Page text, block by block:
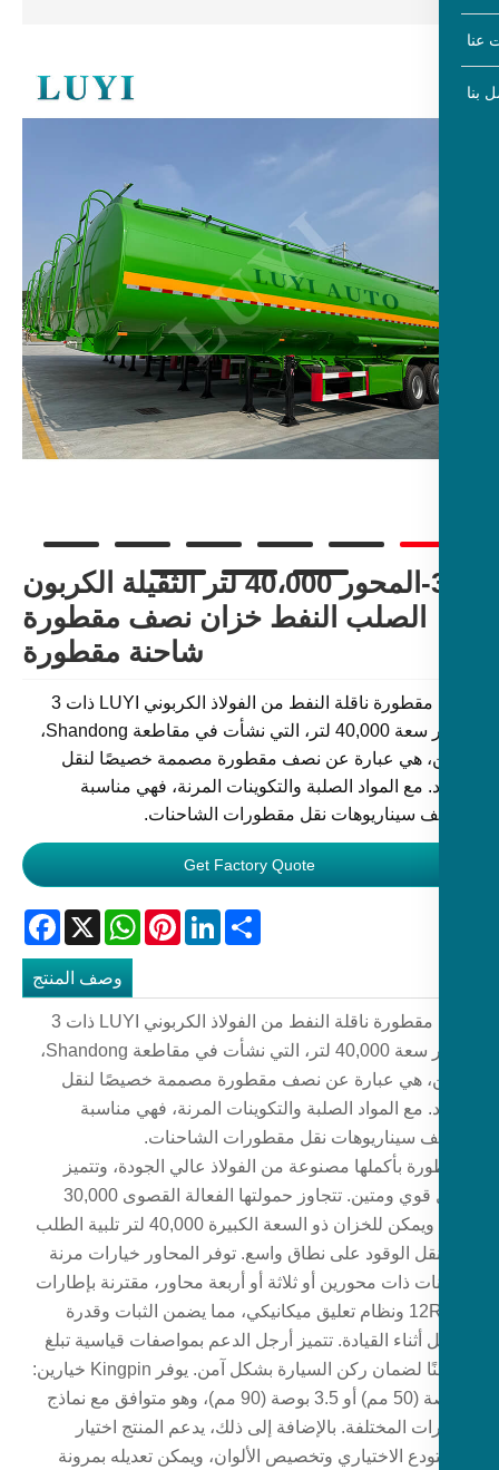
3-المحور 40،000 لتر الثقيلة الكربون
الصلب النفط خزان نصف مقطورة
شاحنة مقطورة
نصف مقطورة ناقلة النفط من الفولاذ الكربوني LUYI ذات 3
محاور سعة 40,000 لتر، التي نشأت في مقاطعة Shandong،
هي عبارة عن نصف مقطورة مصممة خصيصًا لنقل
مع المواد الصلبة والتكوينات المرنة، فهي مناسبة
سيناريوهات نقل مقطورات الشاحنات.
Get Factory Quote
Facebook X
WhatsAppPinterestLinkedIn
وصف المنتج
نصف مقطورة ناقلة النفط من الفولاذ الكربوني LUYI ذات 3
محاور سعة 40,000 لتر، التي نشأت في مقاطعة Shandong،
هي عبارة عن نصف مقطورة مصممة خصيصًا لنقل
مع المواد الصلبة والتكوينات المرنة، فهي مناسبة
سيناريوهات نقل مقطورات الشاحنات.
بأكملها مصنوعة من الفولاذ عالي الجودة، وتتميز
بهيكل قوي ومتين. تتجاوز حمولتها الفعالة القصوى 30,000
كجم، ويمكن للخزان ذو السعة الكبيرة 40,000 لتر تلبية الطلب
الوقود على نطاق واسع. توفر المحاور خيارات مرنة
ذات محورين أو ثلاثة أو أربعة محاور، مقترنة بإطارات
12R22.5 ونظام تعليق ميكانيكي، مما يضمن الثبات وقدرة
أثناء القيادة. تتميز أرجل الدعم بمواصفات قياسية تبلغ
28 طنًا لضمان ركن السيارة بشكل آمن. يوفر Kingpin خيارين:
2 بوصة (50 مم) أو 3.5 بوصة (90 مم)، وهو متوافق مع نماذج
المختلفة. بالإضافة إلى ذلك، يدعم المنتج اختيار
الاختياري وتخصيص الألوان، ويمكن تعديله بمرونة